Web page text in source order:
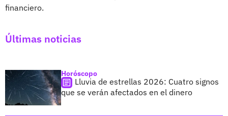
financiero.
Últimas noticias
Horóscopo
Lluvia de estrellas 2026: Cuatro signos
que se verán afectados en el dinero